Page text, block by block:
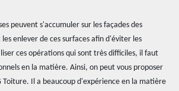
peuvent s'accumuler sur les façades des
enlever de ces surfaces afin d'éviter les
ces opérations qui sont très difficiles, il faut
en la matière. Ainsi, on peut vous proposer
Toiture. Il a beaucoup d'expérience en la matière